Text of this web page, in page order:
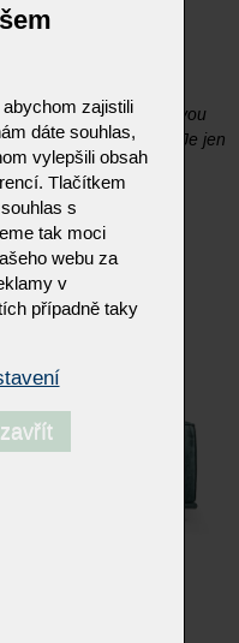
-15%
nyní zakoupíte se slevou
v rámci ČR zdarma.
Je jen
či materiál zvolíte.
naleznete zde.
sestavy v outletu.
zajistili
dáte souhlas,
vylepšili obsah
Tlačítkem
s
tak moci
webu za
v
případně taky